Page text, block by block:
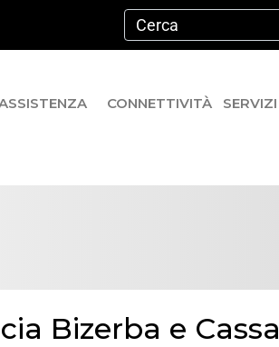
CONNETTIVITÀ SERVIZI
Bizerba e Cassa